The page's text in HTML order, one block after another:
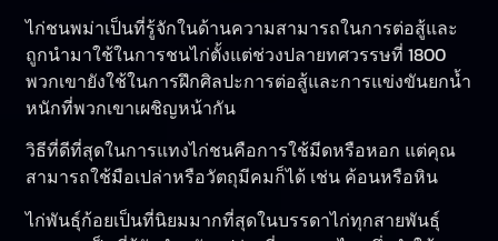
ไก่ชนพม่าเป็นที่รู้จักในด้านความสามารถในการต่อสู้และ
ถูกนำมาใช้ในการชนไก่ตั้งแต่ช่วงปลายทศวรรษที่ 1800
พวกเขายังใช้ในการฝึกศิลปะการต่อสู้และการแข่งขันยกน้ำ
หนักที่พวกเขาเผชิญหน้ากัน
วิธีที่ดีที่สุดในการแทงไก่ชนคือการใช้มีดหรือหอก แต่คุณ
สามารถใช้มือเปล่าหรือวัตถุมีคมก็ได้ เช่น ค้อนหรือหิน
ไก่พันธุ์ก้อยเป็นที่นิยมมากที่สุดในบรรดาไก่ทุกสายพันธุ์